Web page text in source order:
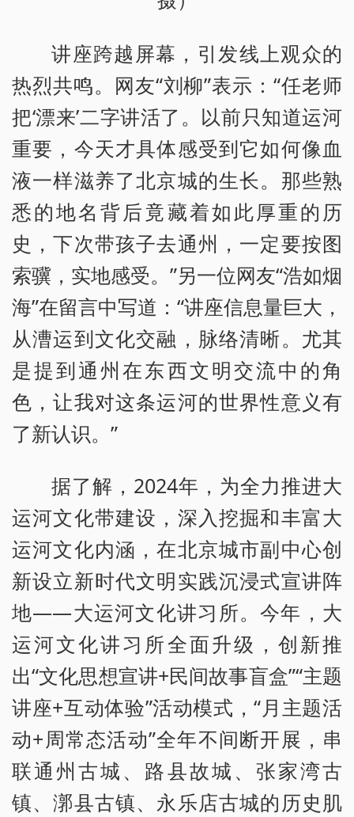
讲座跨越屏幕，引发线上观众的
热烈共鸣。网友“刘柳”表示：“任老师
把‘漂来’二字讲活了。以前只知道运河
重要，今天才具体感受到它如何像血
液一样滋养了北京城的生长。那些熟
悉的地名背后竟藏着如此厚重的历
史，下次带孩子去通州，一定要按图
索骥，实地感受。”另一位网友“浩如烟
海”在留言中写道：“讲座信息量巨大，
从漕运到文化交融，脉络清晰。尤其
是提到通州在东西文明交流中的角
色，让我对这条运河的世界性意义有
了新认识。”
据了解，2024年，为全力推进大
运河文化带建设，深入挖掘和丰富大
运河文化内涵，在北京城市副中心创
新设立新时代文明实践沉浸式宣讲阵
地——大运河文化讲习所。今年，大
运河文化讲习所全面升级，创新推
出“文化思想宣讲+民间故事盲盒”“主题
讲座+互动体验”活动模式，“月主题活
动+周常态活动”全年不间断开展，串
联通州古城、路县故城、张家湾古
镇、漷县古镇、永乐店古城的历史肌